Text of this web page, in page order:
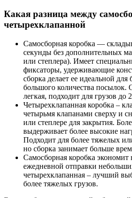
Какая разница между
четырехклапанной
Самосборная коробка —
секунды без дополнительных
или степлера). Имеет
фиксаторы, удерживающие
сборка делает ее идеальной
большого количества посылок.
легкая, подходит для грузов до
Четырехклапанная коробка –
четырьмя клапанами сверху и
или степлере для закрытия.
выдерживает более высокие
Подходит для более тяжелых
но сборка занимает больше
Самосборная коробка экономит
ежедневной отправки
четырехклапанная – лучший
более тяжелых грузов.